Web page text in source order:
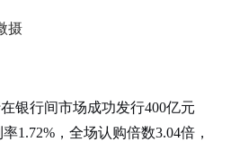
摄
银行间市场成功发行400亿元
1.72%，全场认购倍数3.04倍，